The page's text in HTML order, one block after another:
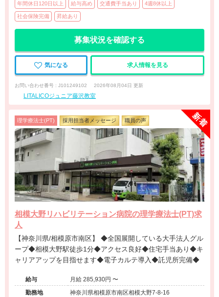
年間休日120日以上 給与高め 交通費手当あり 4週8休以上
社会保険完備 昇給あり
募集状況を確認する
気になる 求人情報を見る
お問い合わせ番号 : J101249102 2026年08月04日 更新
LITALICOジュニア藤沢教室
理学療法士(PT) 採用担当者メッセージ 職員の声
相模大野リハビリテーション病院の理学療法士(PT)求
人
【神奈川県/相模原市南区】 ◆全国展開している大手法人グル
ープ◆相模大野駅徒歩1分◆アクセス良好◆住宅手当あり◆キ
ャリアアップを目指せます◆電子カルテ導入◆託児所完備◆
給与
月給 285,930円 〜
勤務地
神奈川県相模原市南区相模大野7-8-16